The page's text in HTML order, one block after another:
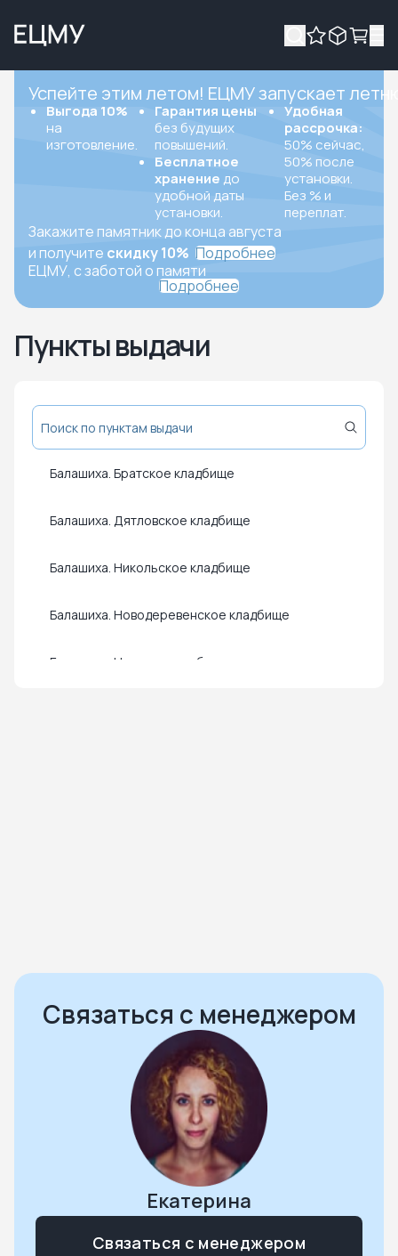
Успейте этим летом! ЕЦМУ запускает
Выгода 10%
на
изготовление.
Гарантия цены
без будущих
повышений.
Бесплатное
хранение до
удобной даты
установки.
Удобная
рассрочка:
50% сейчас,
50% после
установки.
Без % и
переплат.
Закажите памятник до конца августа
и получите скидку 10% Подробнее
ЕЦМУ, с заботой о памяти
Подробнее
Пункты выдачи
Балашиха. Братское кладбище
Балашиха. Дятловское кладбище
Балашиха. Никольское кладбище
Балашиха. Новодеревенское кладбище
Балашиха. Новское кладбище
Дзержинский. Томилинское кладбище
Дмитров. Красная горка
Дмитров. Некрасовское кладбище
Долгопрудный. Шереметьевское кладбище
Домодедово. Востряковское кладбище
Связаться с менеджером
Екатерина
Связаться с менеджером